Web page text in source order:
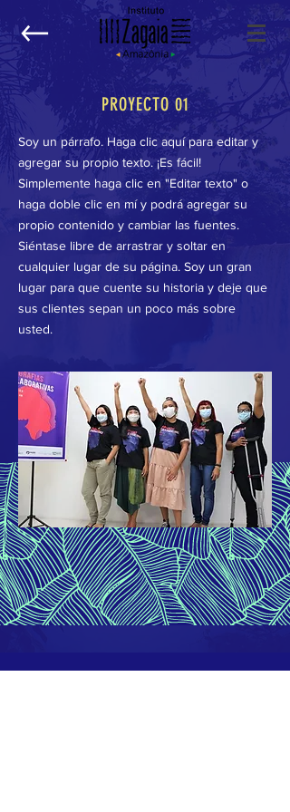
PROYECTO 01
Soy un párrafo. Haga clic aquí para editar y
agregar su propio texto. ¡Es fácil!
Simplemente haga clic en "Editar texto" o
haga doble clic en mí y podrá agregar su
propio contenido y cambiar las fuentes.
Siéntase libre de arrastrar y soltar en
cualquier lugar de su página. Soy un gran
lugar para que cuente su historia y deje que
sus clientes sepan un poco más sobre
usted.